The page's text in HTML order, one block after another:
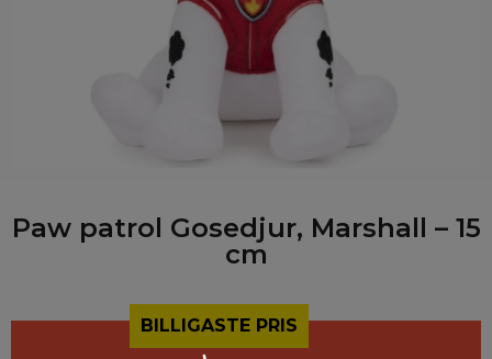
Paw patrol Gosedjur, Marshall – 15
cm
BILLIGASTE PRIS